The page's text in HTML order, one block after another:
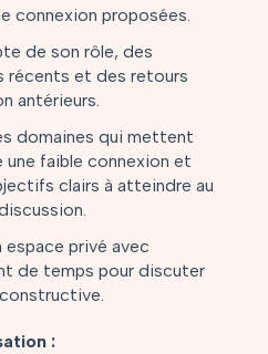
connexion proposées.
de son rôle, des
récents et des retours
antérieurs.
domaines qui mettent
une faible connexion et
clairs à atteindre au
espace privé avec
de temps pour discuter
: